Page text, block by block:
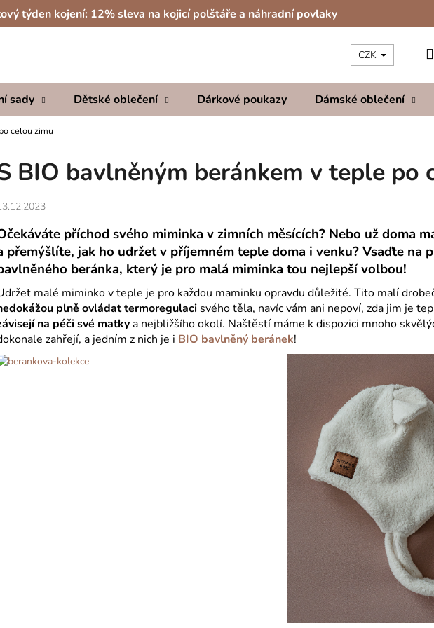
týden kojení: 12% sleva na kojicí polštáře a náhradní povlaky
sady Dětské oblečení Dárkové poukazy Dámské oblečení
CZK
celou zimu
BIO bavlněným beránkem v teple po
příchod svého miminka v zimních měsících? Nebo už doma
přemýšlíte, jak ho udržet v příjemném teple doma i venku? Vsaďte na
beránka, který je pro malá miminka tou nejlepší volbou!
malé miminko v teple je pro každou maminku opravdu důležité. Tito malí
plně ovládat termoregulaci svého těla, navíc vám ani nepoví, zda jim je
na péči své matkya nejbližšího okolí. Naštěstí máme k dispozici mnoho
zahřejí, a jedním z nich je i BIO bavlněný beránek!
Co potřebujete najít?